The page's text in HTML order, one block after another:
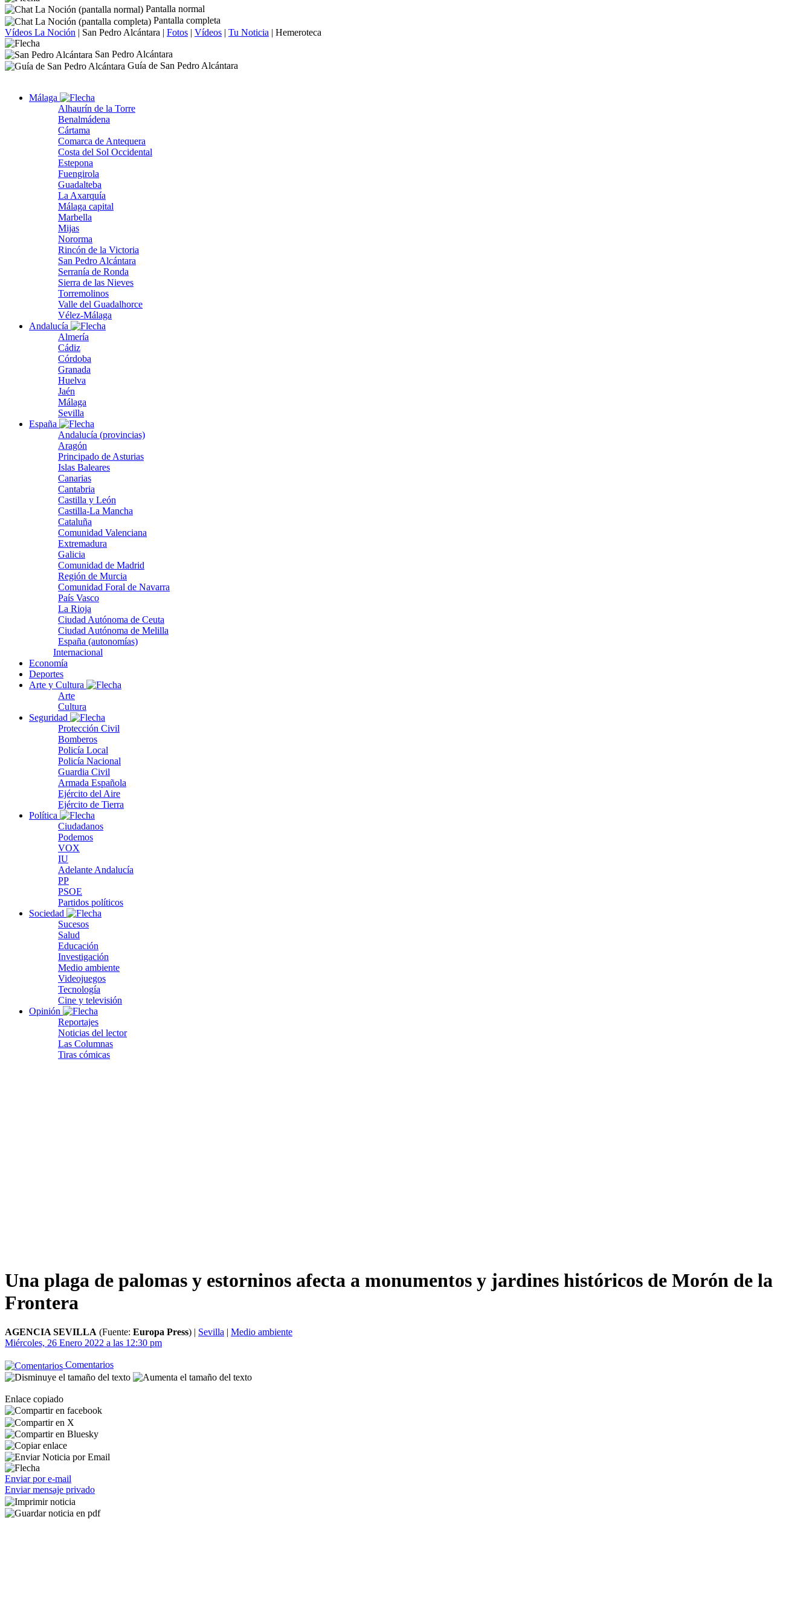
Pantalla normal
Pantalla completa
Vídeos La Noción | San Pedro Alcántara | Fotos | Vídeos | Tu Noticia | Hemeroteca
San Pedro Alcántara
Guía de San Pedro Alcántara
Málaga
Alhaurín de la Torre
Benalmádena
Cártama
Comarca de Antequera
Costa del Sol Occidental
Estepona
Fuengirola
Guadalteba
La Axarquía
Málaga capital
Marbella
Mijas
Nororma
Rincón de la Victoria
San Pedro Alcántara
Serranía de Ronda
Sierra de las Nieves
Torremolinos
Valle del Guadalhorce
Vélez-Málaga
Andalucía
Almería
Cádiz
Córdoba
Granada
Huelva
Jaén
Málaga
Sevilla
España
Andalucía (provincias)
Aragón
Principado de Asturias
Islas Baleares
Canarias
Cantabria
Castilla y León
Castilla-La Mancha
Cataluña
Comunidad Valenciana
Extremadura
Galicia
Comunidad de Madrid
Región de Murcia
Comunidad Foral de Navarra
País Vasco
La Rioja
Ciudad Autónoma de Ceuta
Ciudad Autónoma de Melilla
España (autonomías)
Internacional
Economía
Deportes
Arte y Cultura
Arte
Cultura
Seguridad
Protección Civil
Bomberos
Policía Local
Policía Nacional
Guardia Civil
Armada Española
Ejército del Aire
Ejército de Tierra
Política
Ciudadanos
Podemos
VOX
IU
Adelante Andalucía
PP
PSOE
Partidos políticos
Sociedad
Sucesos
Salud
Educación
Investigación
Medio ambiente
Videojuegos
Tecnología
Cine y televisión
Opinión
Reportajes
Noticias del lector
Las Columnas
Tiras cómicas
Una plaga de palomas y estorninos afecta a monumentos y jardines históricos de Morón de la
Frontera
AGENCIA SEVILLA (Fuente: Europa Press) | Sevilla | Medio ambiente
Miércoles, 26 Enero 2022 a las 12:30 pm
Comentarios
Enlace copiado
Enviar por e-mail
Enviar mensaje privado